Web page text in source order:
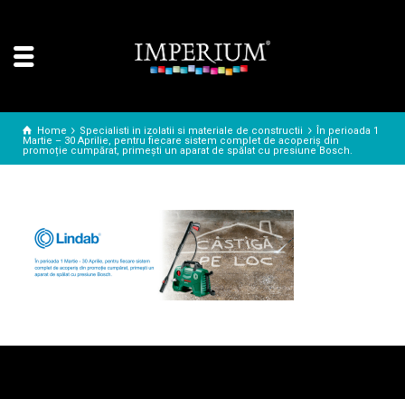
Home Specialisti in izolatii si materiale de constructii
În perioada 1
Martie – 30 Aprilie, pentru fiecare sistem complet de acoperiș din
promoție cumpărat, primești un aparat de spălat cu presiune Bosch.